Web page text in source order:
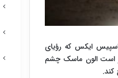
شرکت خصوصی اسپیس ایکس که رؤیای
است الون ماسک چشم